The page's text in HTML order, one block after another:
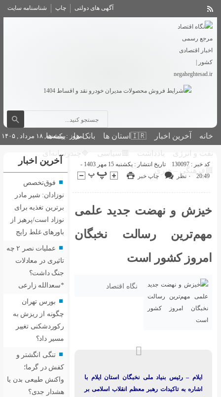
شناسنامه سایت
بانک ها بیمه‌ها
🟥سیاسی 🔷چندرسانه‌ای
امروز : یکشنبه, ۱۸ مرداد , ۱۴۰۵
تاریخ انتشار : یکشنبه 15 مهر 1403 -
علمی
نخبگان
اقتصاد
استان ایلام با
انقلاب اسلامی بر
آخرین اخبار
نوزادان: شیر مادر
برترین تغذیه برای
باورهای غلط رایج
تاثیری در معادلات
*سعدالله زارعی
چگونه از ریزش به
تنگی انگشتر و
واکنش طبیعی بدن یا
هشدار جدی؟